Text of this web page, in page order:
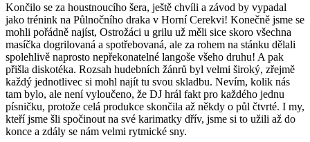
Končilo se za houstnoucího šera, ještě chvíli a závod by vypadal
jako trénink na Půlnočního draka v Horní Cerekvi! Konečně jsme se
mohli pořádně najíst, Ostrožáci u grilu už měli sice skoro všechna
masíčka dogrilovaná a spotřebovaná, ale za rohem na stánku dělali
spolehlivě naprosto nepřekonatelné langoše všeho druhu! A pak
přišla diskotéka. Rozsah hudebních žánrů byl velmi široký, zřejmě
každý jednotlivec si mohl najít tu svou skladbu. Nevím, kolik nás
tam bylo, ale není vyloučeno, že DJ hrál fakt pro každého jednu
písničku, protože celá produkce skončila až někdy o půl čtvrté. I my,
kteří jsme šli spočinout na své karimatky dřív, jsme si to užili až do
konce a zdály se nám velmi rytmické sny.